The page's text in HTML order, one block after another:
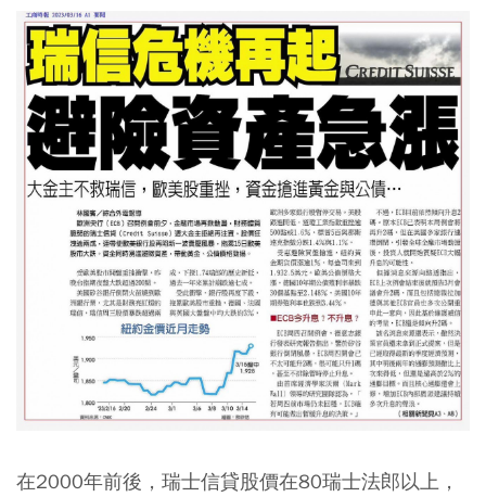
在2000年前後，瑞士信貸股價在80瑞士法郎以上，